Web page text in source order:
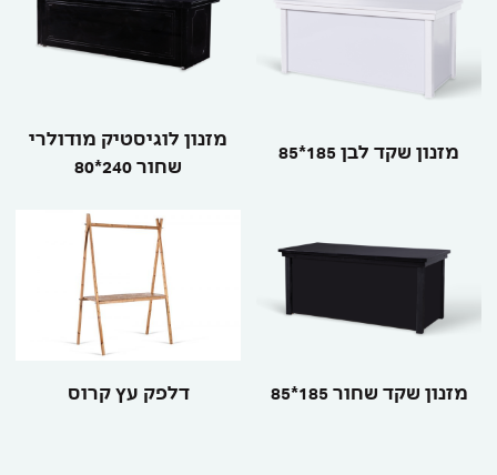
מזנון שקד לבן 185*85
מזנון לוגיסטיק מודולרי
שחור 240*80
מזנון שקד שחור 185*85 דלפק עץ קרוס